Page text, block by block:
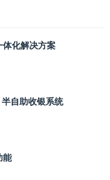
化解决方案
自助收银系统
能